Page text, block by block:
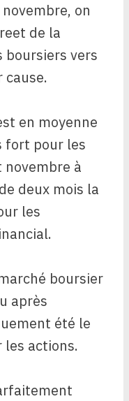
on
de la
boursiers vers
cause.
en moyenne
fort pour les
à
deux mois la
les
boursier
après
été le
les actions.